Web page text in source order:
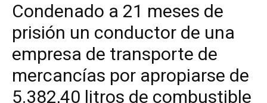
Condenado a 21 meses de
prisión un conductor de una
empresa de transporte de
mercancías por apropiarse de
5.382,40 litros de combustible